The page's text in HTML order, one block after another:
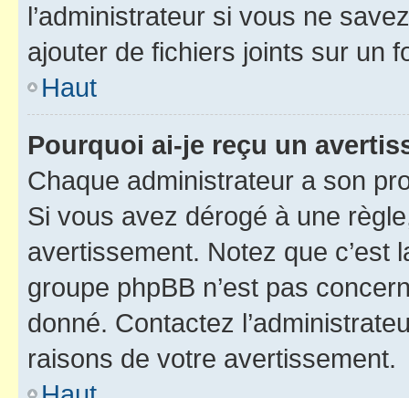
l’administrateur si vous ne
ajouter de fichiers joints sur un
Haut
Pourquoi ai-je reçu un
Chaque administrateur a son
Si vous avez dérogé à une
avertissement. Notez que c’est
groupe phpBB n’est pas
donné. Contactez
raisons de votre avertissement.